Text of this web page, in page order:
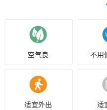
空气良 不用
适宜外出 适